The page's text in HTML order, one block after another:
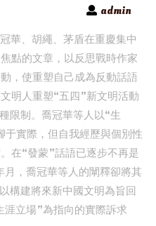
admin
華、胡繩、茅盾在重慶集中
點的文章，以反思戰時作家
，使重塑自己成為反動話語
明人重塑“五四”新文明活動
限制。喬冠華等人以“生
實際，但自我經歷與個別性
在“發蒙”話語已逐步不再是
，喬冠華等人的闡釋卻將其
構建將來新中國文明為旨回
立場”為指向的實際訴求